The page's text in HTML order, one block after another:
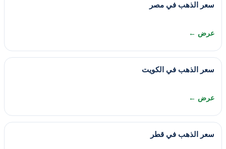
سعر الذهب في مصر
عرض ←
سعر الذهب في الكويت
عرض ←
سعر الذهب في قطر